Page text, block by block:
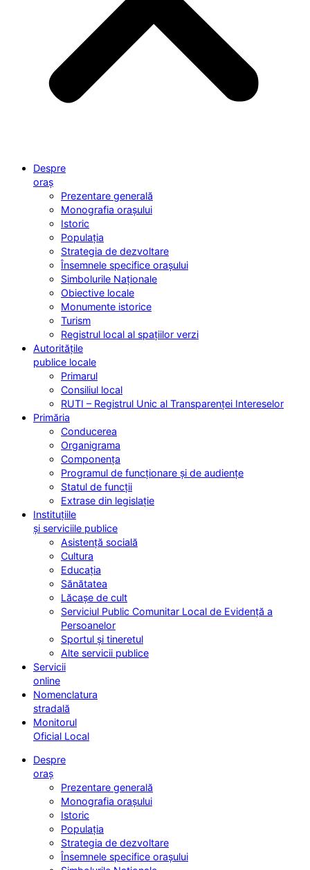
Despre
oraș
Prezentare generală
Monografia orașului
Istoric
Populația
Strategia de dezvoltare
Însemnele specifice orașului
Simbolurile Naționale
Obiective locale
Monumente istorice
Turism
Registrul local al spațiilor verzi
Autoritățile
publice locale
Primarul
Consiliul local
RUTI – Registrul Unic al Transparenței Intereselor
Primăria
Conducerea
Organigrama
Componența
Programul de funcționare și de audiențe
Statul de funcții
Extrase din legislație
Instituțiile
și serviciile publice
Asistență socială
Cultura
Educația
Sănătatea
Lăcașe de cult
Serviciul Public Comunitar Local de Evidență a
Persoanelor
Sportul și tineretul
Alte servicii publice
Servicii
online
Nomenclatura
stradală
Monitorul
Oficial Local
Despre
oraș
Prezentare generală
Monografia orașului
Istoric
Populația
Strategia de dezvoltare
Însemnele specifice orașului